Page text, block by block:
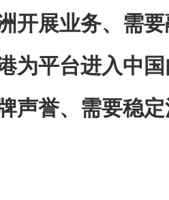
开展业务、需
为平台进入中
声誉、需要稳